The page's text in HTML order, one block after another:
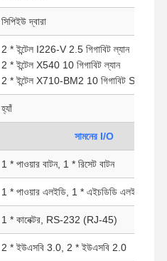
সিপিইউ দ্বারা
2 * ইন্টেল I226-V 2.5 গিগাবিট ল্যান
2 * ইন্টেল X540 10 গিগাবিট ল্যান
2 * ইন্টেল X710-BM2 10 গিগাবিট SFP
হ্যাঁ
সামনের I/O
1 * পাওয়ার বাটন, 1 * রিসেট বাটন
1 * পাওয়ার এলইডি, 1 * এইচডিডি এলইডি
1 * কানেক্টর, RS-232 (RJ-45)
2 * ইউএসবি 3.0, 2 * ইউএসবি 2.0